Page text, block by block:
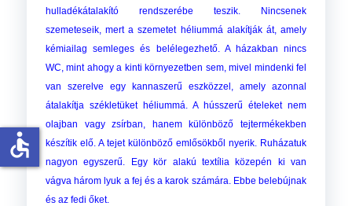
hulladékátalakító rendszerébe teszik. Nincsenek
szemeteseik, mert a szemetet héliummá alakítják át, amely
kémiailag semleges és belélegezhető. A házakban nincs
WC, mint ahogy a kinti környezetben sem, mivel mindenki fel
van szerelve egy kannaszerű eszközzel, amely azonnal
átalakítja székletüket héliummá. A hússzerű ételeket nem
olajban vagy zsírban, hanem különböző tejtermékekben
készítik elő. A tejet különböző emlősökből nyerik. Ruházatuk
nagyon egyszerű. Egy kör alakú textília közepén ki van
vágva három lyuk a fej és a karok számára. Ebbe belebújnak
és az fedi őket.
accessible